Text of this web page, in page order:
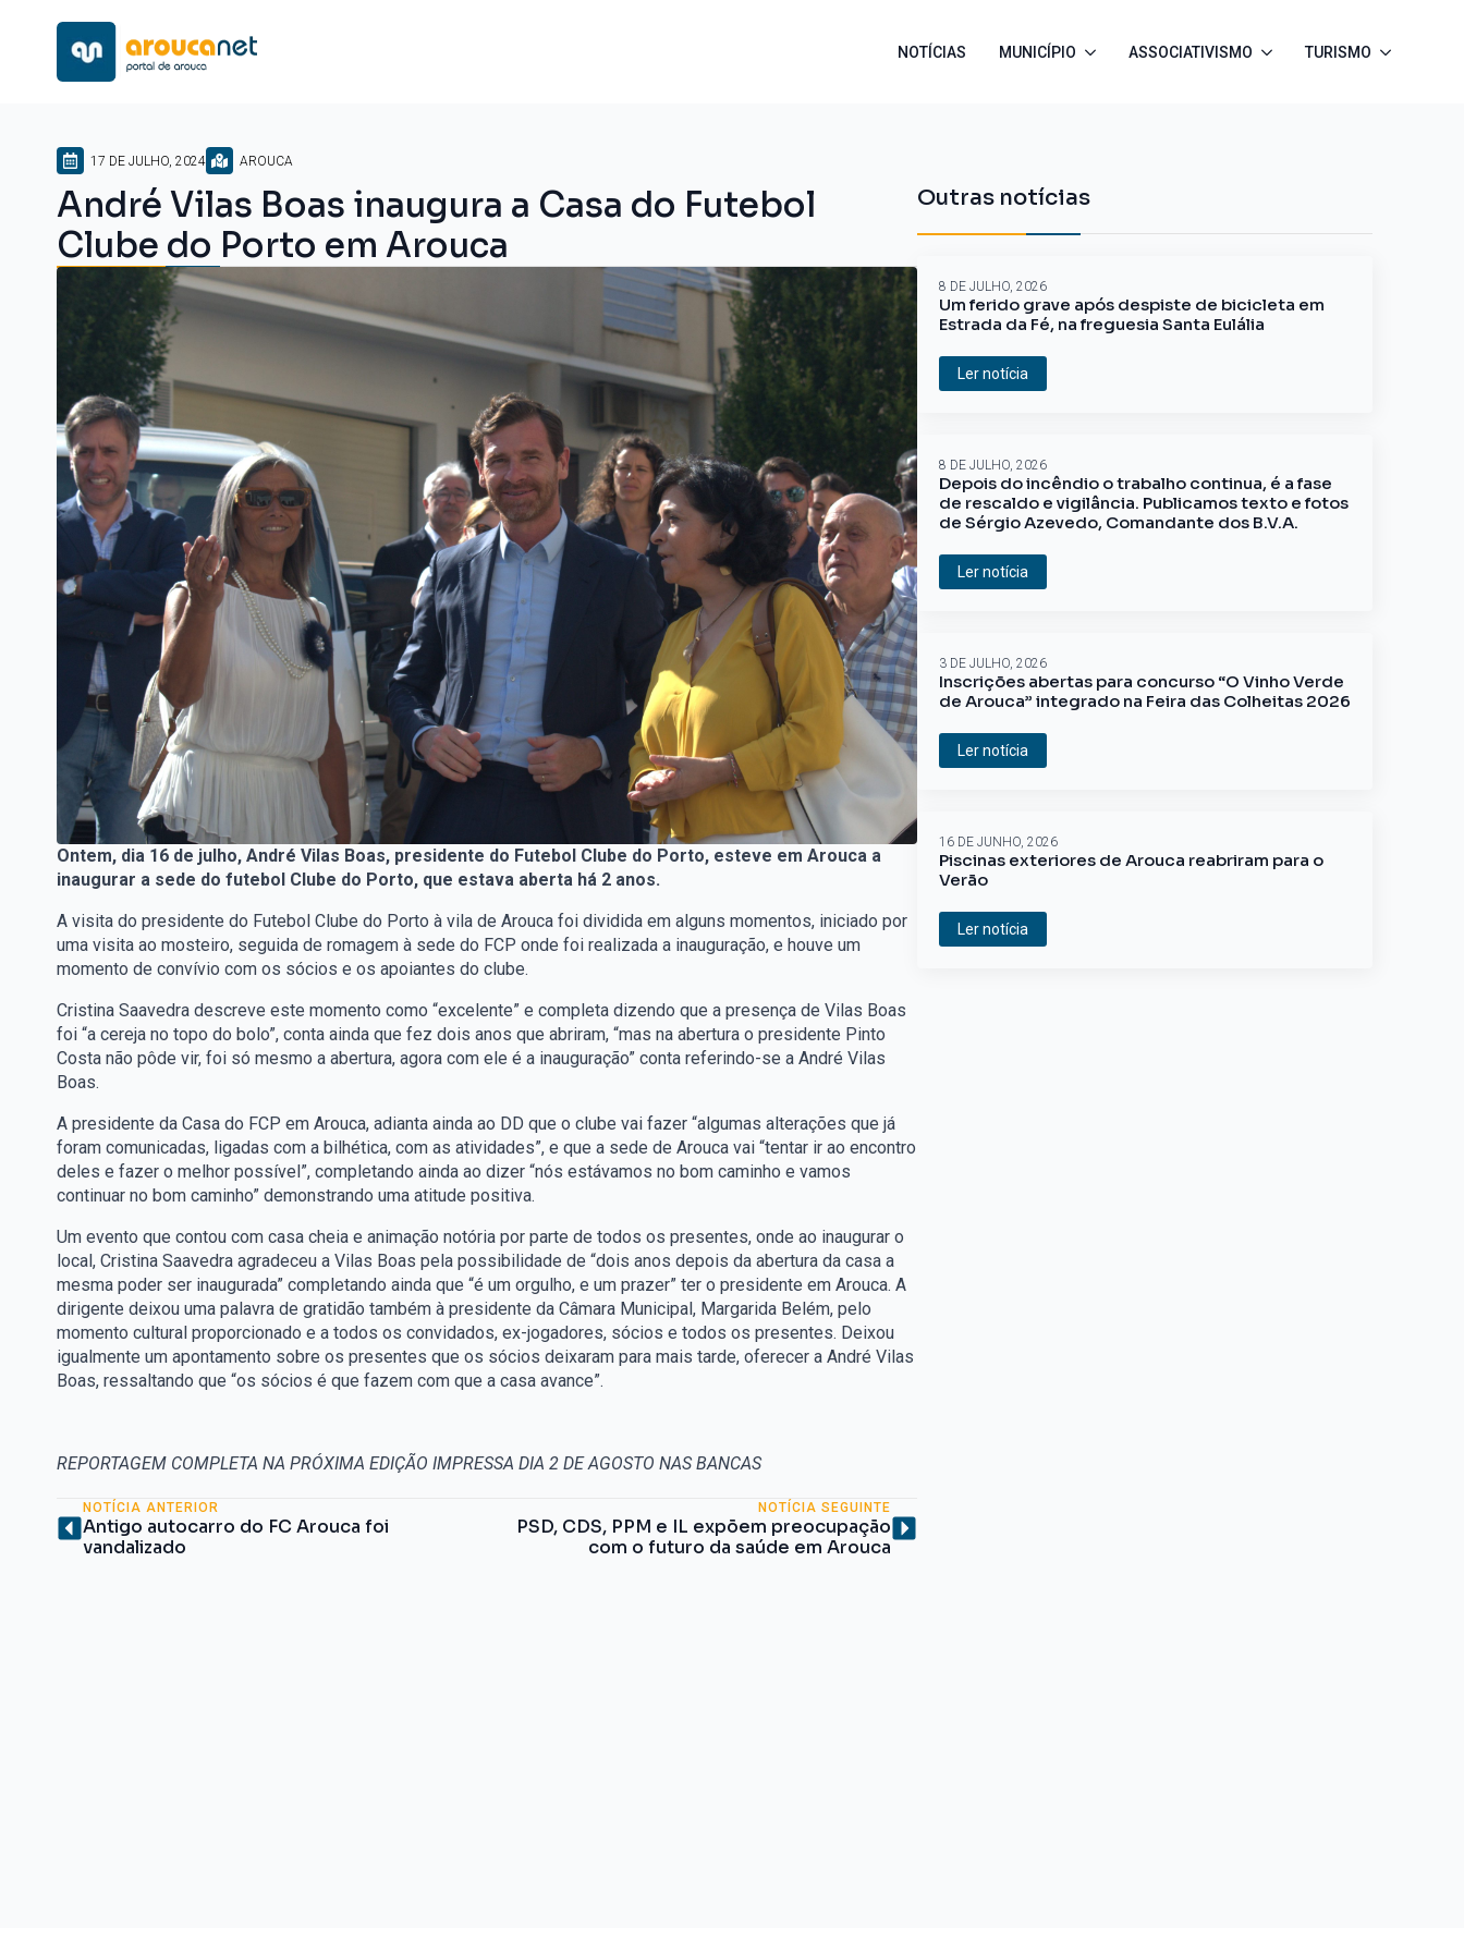
NOTÍCIAS MUNICÍPIO ASSOCIATIVISMO TURISMO
17 DE JULHO, 2024 AROUCA
André Vilas Boas inaugura a Casa do Futebol
Clube do Porto em Arouca
Ontem, dia 16 de julho, André Vilas Boas, presidente do Futebol Clube do Porto, esteve em Arouca a
inaugurar a sede do futebol Clube do Porto, que estava aberta há 2 anos.
A visita do presidente do Futebol Clube do Porto à vila de Arouca foi dividida em alguns momentos, iniciado por
uma visita ao mosteiro, seguida de romagem à sede do FCP onde foi realizada a inauguração, e houve um
momento de convívio com os sócios e os apoiantes do clube.
Cristina Saavedra descreve este momento como “excelente” e completa dizendo que a presença de Vilas Boas
foi “a cereja no topo do bolo”, conta ainda que fez dois anos que abriram, “mas na abertura o presidente Pinto
Costa não pôde vir, foi só mesmo a abertura, agora com ele é a inauguração” conta referindo-se a André Vilas
Boas.
A presidente da Casa do FCP em Arouca, adianta ainda ao DD que o clube vai fazer “algumas alterações que já
foram comunicadas, ligadas com a bilhética, com as atividades”, e que a sede de Arouca vai “tentar ir ao encontro
deles e fazer o melhor possível”, completando ainda ao dizer “nós estávamos no bom caminho e vamos
continuar no bom caminho” demonstrando uma atitude positiva.
Um evento que contou com casa cheia e animação notória por parte de todos os presentes, onde ao inaugurar o
local, Cristina Saavedra agradeceu a Vilas Boas pela possibilidade de “dois anos depois da abertura da casa a
mesma poder ser inaugurada” completando ainda que “é um orgulho, e um prazer” ter o presidente em Arouca. A
dirigente deixou uma palavra de gratidão também à presidente da Câmara Municipal, Margarida Belém, pelo
momento cultural proporcionado e a todos os convidados, ex-jogadores, sócios e todos os presentes. Deixou
igualmente um apontamento sobre os presentes que os sócios deixaram para mais tarde, oferecer a André Vilas
Boas, ressaltando que “os sócios é que fazem com que a casa avance”.
REPORTAGEM COMPLETA NA PRÓXIMA EDIÇÃO IMPRESSA DIA 2 DE AGOSTO NAS BANCAS
NOTÍCIA ANTERIOR
Antigo autocarro do FC Arouca foi
vandalizado
NOTÍCIA SEGUINTE
PSD, CDS, PPM e IL expõem preocupação
com o futuro da saúde em Arouca
Outras notícias
Um ferido grave após despiste de bicicleta em
Estrada da Fé, na freguesia Santa Eulália
8 DE JULHO, 2026
Ler notícia
Depois do incêndio o trabalho continua, é a fase
de rescaldo e vigilância. Publicamos texto e fotos
de Sérgio Azevedo, Comandante dos B.V.A.
8 DE JULHO, 2026
Ler notícia
Inscrições abertas para concurso “O Vinho Verde
de Arouca” integrado na Feira das Colheitas 2026
3 DE JULHO, 2026
Ler notícia
Piscinas exteriores de Arouca reabriram para o
Verão
16 DE JUNHO, 2026
Ler notícia